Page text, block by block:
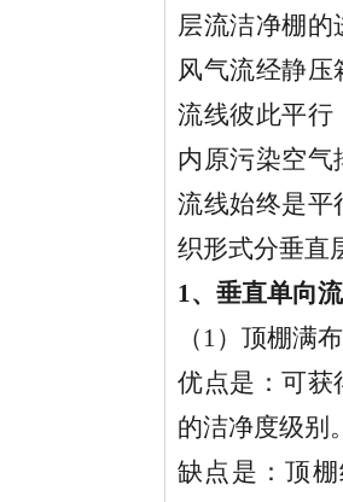
层流洁净棚
风气流经静
流线彼此平行
内原污染空气
流线始终是平
织形式分垂直
1、垂直单向
（1）顶棚满
优点是：可获
的洁净度级别
缺点是：顶